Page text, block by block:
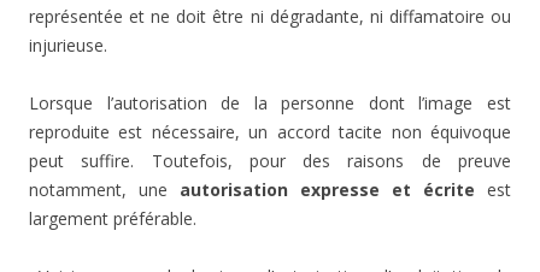
représentée et ne doit être ni dégradante, ni diffamatoire ou
injurieuse.
Lorsque l’autorisation de la personne dont l’image est
reproduite est nécessaire, un accord tacite non équivoque
peut suffire. Toutefois, pour des raisons de preuve
notamment, une autorisation expresse et écrite est
largement préférable.